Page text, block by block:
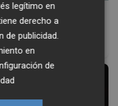
mejor que las
legítimo en
derecho a
de publicidad.
en
de